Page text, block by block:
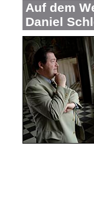
Auf dem
Daniel